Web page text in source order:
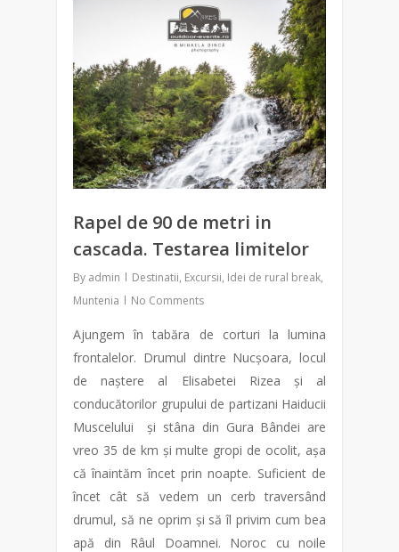
Rapel de 90 de metri in
cascada. Testarea limitelor
By admin Destinatii, Excursii, Idei de rural break,
Muntenia
No Comments
Ajungem în tabăra de corturi la lumina
frontalelor. Drumul dintre Nucșoara, locul
de naștere al Elisabetei Rizea și al
conducătorilor grupului de partizani Haiducii
Muscelului și stâna din Gura Bândei are
vreo 35 de km și multe gropi de ocolit, așa
că înaintăm încet prin noapte. Suficient de
încet cât să vedem un cerb traversând
drumul, să ne oprim și să îl privim cum bea
apă din Râul Doamnei. Noroc cu noile
0